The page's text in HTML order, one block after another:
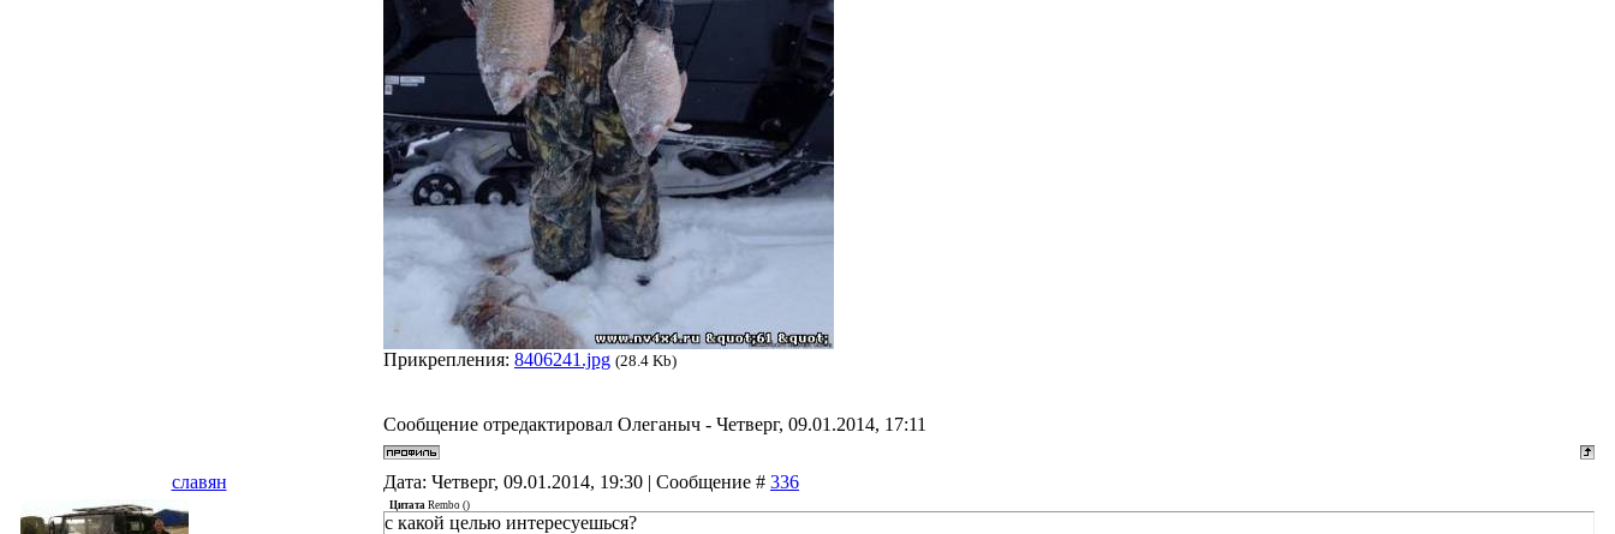
Прикрепления: 8406241.jpg (28.4 Kb)
Сообщение отредактировал Олеганыч - Четверг, 09.01.2014, 17:11
славян Дата: Четверг, 09.01.2014, 19:30 | Сообщение # 336
Цитата Rembo ()
с какой целью интересуешься?